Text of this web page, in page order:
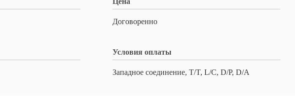
Договоренно
Условия оплаты
Западное соединение, T/T, L/C, D/P, D/A